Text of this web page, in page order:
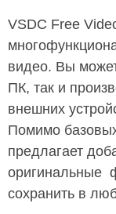
VSDC Free
видео. Вы
ПК, так и
внешних
Помимо
предлагает
оригинальные
сохранить в